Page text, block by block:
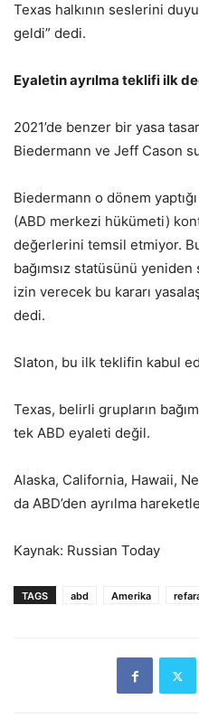
Texas halkının seslerini
geldi” dedi.
Eyaletin ayrılma teklifi ilk
2021’de benzer bir yasa
Biedermann ve Jeff Cason
Biedermann o dönem
(ABD merkezi hükümeti)
değerlerini temsil etmiyor.
bağımsız statüsünü
izin verecek bu kararı
dedi.
Slaton, bu ilk teklifin kabul
Texas, belirli grupların
tek ABD eyaleti değil.
Alaska, California, Hawaii,
da ABD’den ayrılma
Kaynak: Russian Today
TAGS abd Amerika